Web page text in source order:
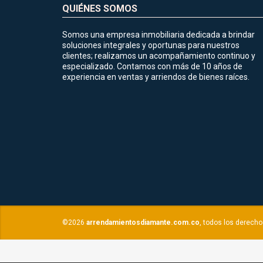
QUIÉNES SOMOS
Somos una empresa inmobiliaria dedicada a brindar
soluciones integrales y oportunas para nuestros
clientes; realizamos un acompañamiento continuo y
especializado. Contamos con más de 10 años de
experiencia en ventas y arriendos de bienes raíces.
©2026 arrendamientosdiamante.com.co, todos los